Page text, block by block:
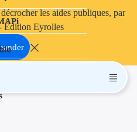
les aides publiques, par
Édition Eyrolles
Projets finançables
Aides à
Aides